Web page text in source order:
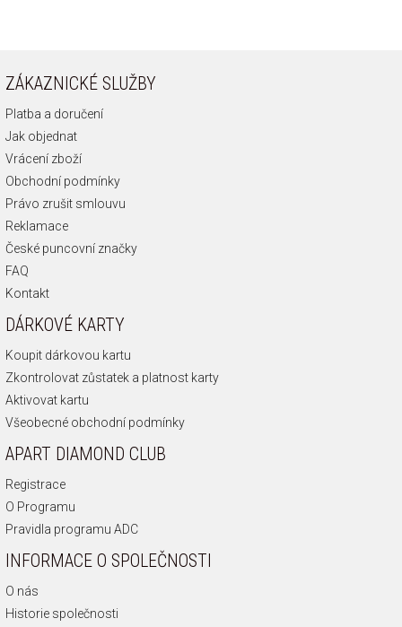
ZÁKAZNICKÉ SLUŽBY
Platba a doručení
Jak objednat
Vrácení zboží
Obchodní podmínky
Právo zrušit smlouvu
Reklamace
České puncovní značky
FAQ
Kontakt
DÁRKOVÉ KARTY
Koupit dárkovou kartu
Zkontrolovat zůstatek a platnost karty
Aktivovat kartu
Všeobecné obchodní podmínky
APART DIAMOND CLUB
Registrace
O Programu
Pravidla programu ADC
INFORMACE O SPOLEČNOSTI
O nás
Historie společnosti